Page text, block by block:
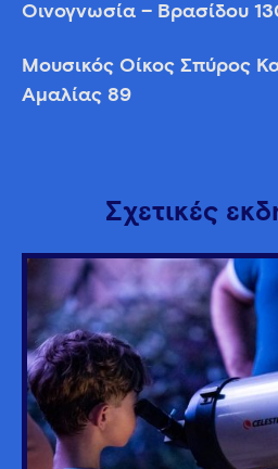
Οινογνωσία – Βρασίδου
Μουσικός Οίκος Σπύρος
Αμαλίας 89
Σχετικές